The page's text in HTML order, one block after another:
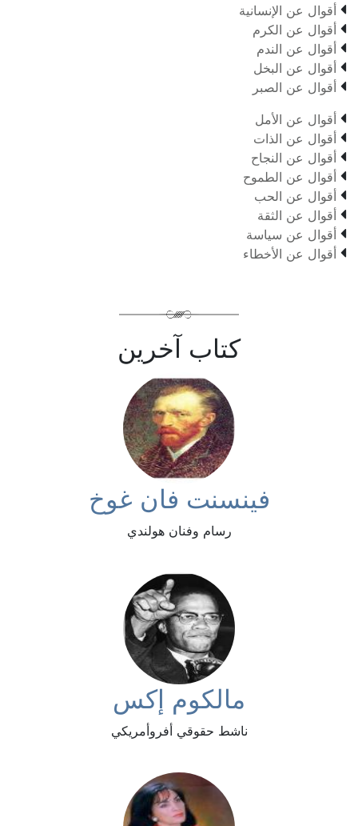
 أقوال عن الإنسانية
 أقوال عن الكرم
 أقوال عن الندم
 أقوال عن البخل
 أقوال عن الصبر
 أقوال عن الأمل
 أقوال عن الذات
 أقوال عن النجاح
 أقوال عن الطموح
 أقوال عن الحب
 أقوال عن الثقة
 أقوال عن سياسة
 أقوال عن الأخطاء
كتاب آخرين
فينسنت فان غوخ
رسام وفنان هولندي
مالكوم إكس
ناشط حقوقي أفروأمريكي